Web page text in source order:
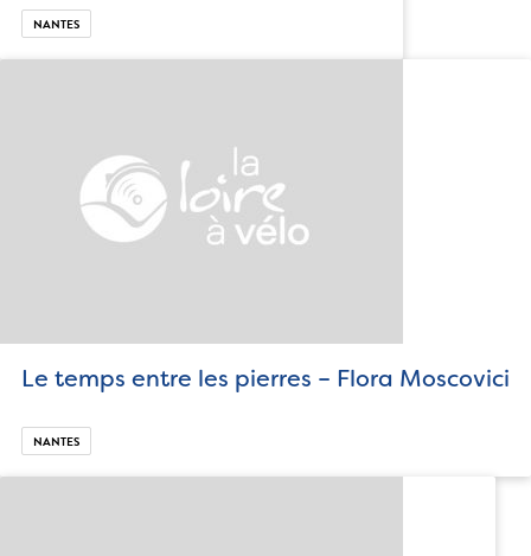
NANTES
Le temps entre les pierres – Flora Moscovici
NANTES